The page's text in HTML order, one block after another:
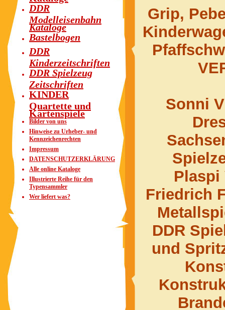
DDR
Modelleisenbahn
Kataloge
Bastelbogen
DDR
Kinderzeitschriften
DDR Spielzeug
Zeitschriften
KINDER
Quartette und
Kartenspiele
Bilder von uns
Hinweise zu Urheber- und
Kennzeichenrechten
Impressum
DATENSCHUTZERKLÄRUNG
Alle online Kataloge
Illustrierte Reihe für den
Typensammler
Wer liefert was?
Grip,
Sonni
Plaspi
Friedrich
DDR
und